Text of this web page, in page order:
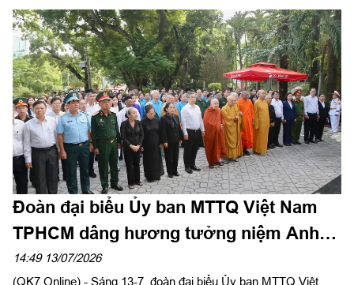
Công viên Lê Thị Riêng.
Đoàn đại biểu Ủy ban MTTQ Việt Nam
TPHCM dâng hương tưởng niệm Anh
hùng liệt sĩ
14:49 13/07/2026
(QK7 Online) - Sáng 13-7, đoàn đại biểu Ủy ban MTTQ Việt